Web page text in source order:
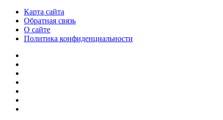
Карта сайта
Обратная связь
О сайте
Политика конфиденциальности